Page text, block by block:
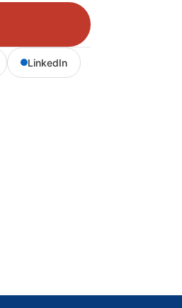
LinkedIn